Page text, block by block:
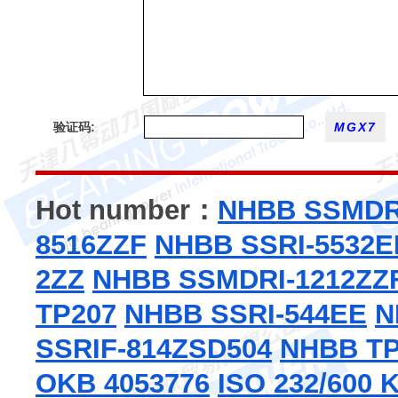
验证码:
Hot number： NHBB
8516ZZF NHBB SSRI-
2ZZ NHBB SSMDRI-
TP207 NHBB SSRI-544EE
SSRIF-814ZSD504 NHBB
OKB 4053776 ISO 232/600